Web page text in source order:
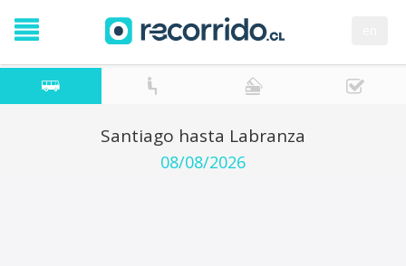
Santiago hasta Labranza
08/08/2026